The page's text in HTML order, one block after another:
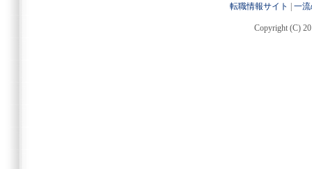
転職情報サイト 一
Copyright (C)